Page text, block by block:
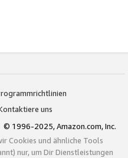
uns
© 1996-2025, Amazon.com, Inc.
Cookies und ähnliche Tools
nur, um Dir Dienstleistungen